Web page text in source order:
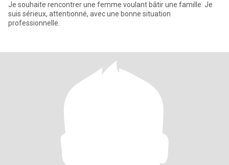
Je souhaite rencontrer une femme voulant bâtir une famille. Je
suis sérieux, attentionné, avec une bonne situation
professionnelle.